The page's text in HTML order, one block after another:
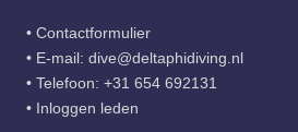
• Contactformulier
• E-mail: dive@deltaphidiving.nl
• Telefoon: +31 654 692131
• Inloggen leden